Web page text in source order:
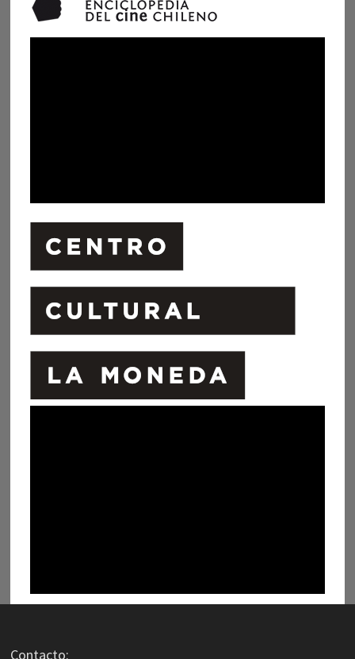
Contacto: